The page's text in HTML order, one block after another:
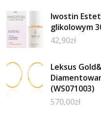
Iwostin
glikolowym
42,90zł
Leksus
(WS071003)
570,00zł